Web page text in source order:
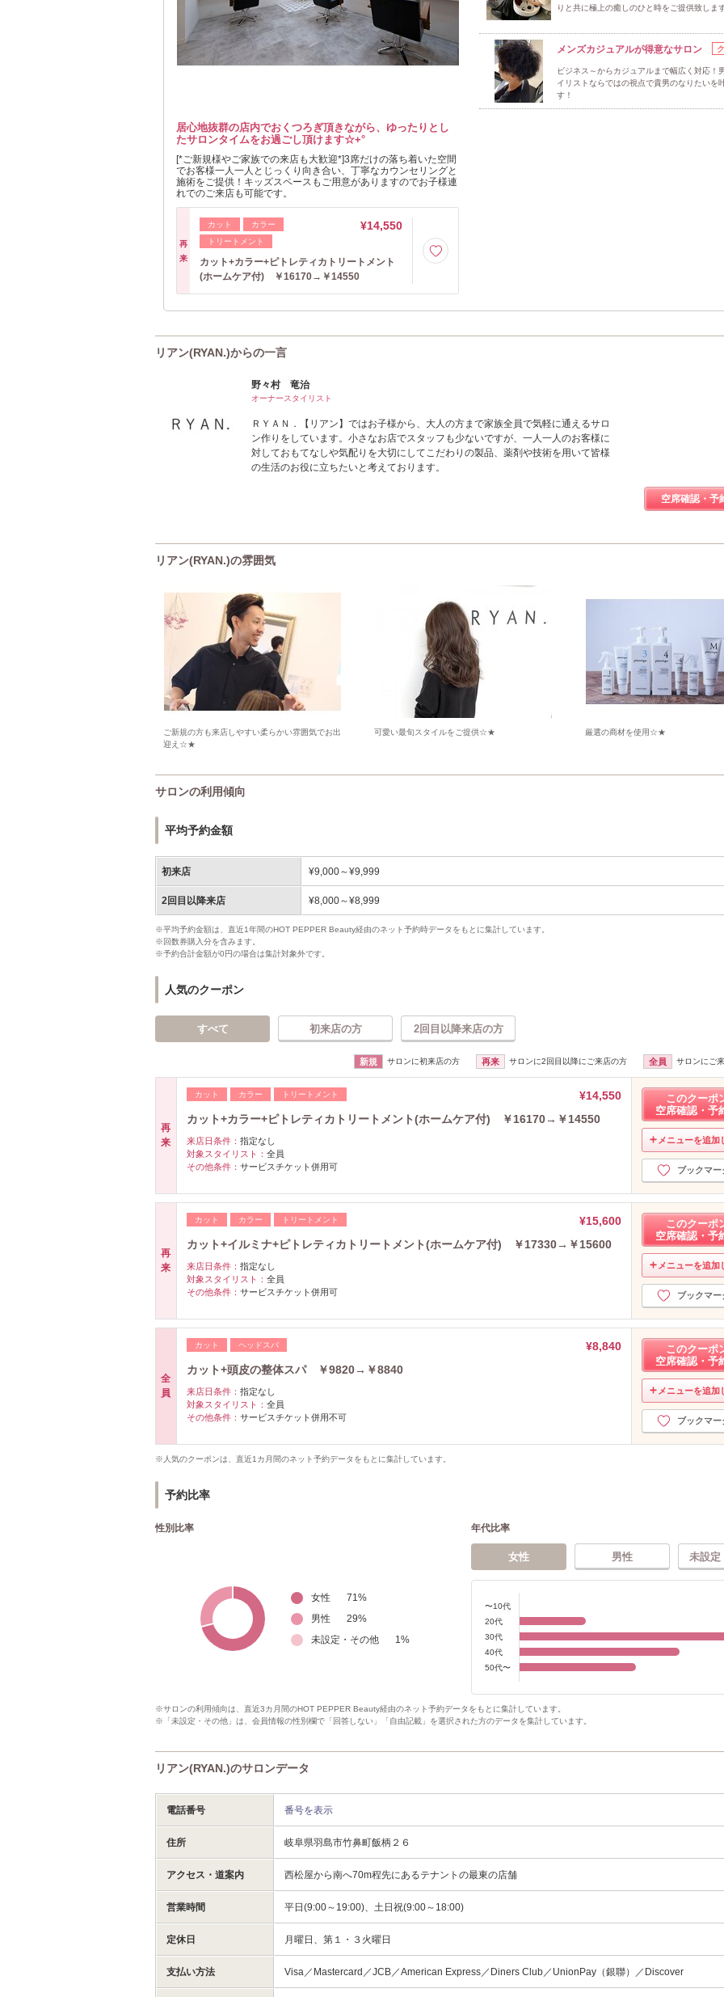
居心地抜群の店内でおくつろぎ頂きながら、ゆったりとし
たサロンタイムをお過ごし頂けます☆+°
[*ご新規様やご家族での来店も大歓迎*]3席だけの落ち着いた空間
でお客様一人一人とじっくり向き合い、丁寧なカウンセリングと
施術をご提供！キッズスペースもご用意がありますのでお子様連
れでのご来店も可能です。
再
来
カット
カラー
トリートメント
¥14,550
カット+カラー+ピトレティカトリートメント
(ホームケア付) ￥16170→￥14550
りと共に極上の癒しのひと時をご提供致し
メンズカジュアルが得意なサロン
ビジネス～からカジュアルまで幅広く対応！
イリストならではの視点で貴男のなりたいを
す！
リアン(RYAN.)からの一言
野々村 竜治
オーナースタイリスト
ＲＹＡＮ．【リアン】ではお子様から、大人の方まで家族全員で気軽に通えるサロ
ン作りをしています。小さなお店でスタッフも少ないですが、一人一人のお客様に
対しておもてなしや気配りを大切にしてこだわりの製品、薬剤や技術を用いて皆様
の生活のお役に立ちたいと考えております。
空席確認・予
リアン(RYAN.)の雰囲気
ご新規の方も来店しやすい柔らかい雰囲気でお出
迎え☆★
可愛い最旬スタイルをご提供☆★ 厳選の商材を使用☆★
サロンの利用傾向
平均予約金額
初来店 ¥9,000～¥9,999
2回目以降来店 ¥8,000～¥8,999
※平均予約金額は、直近1年間のHOT PEPPER Beauty経由のネット予約時データをもとに集計しています。
※回数券購入分を含みます。
※予約合計金額が0円の場合は集計対象外です。
人気のクーポン
すべて 初来店の方 2回目以降来店の方
新規 サロンに初来店の方 再来 サロンに2回目以降にご来店の方 全員 サロンにご
再
来
カット カラー トリートメント
¥14,550
カット+カラー+ピトレティカトリートメント(ホームケア付) ￥16170→￥14550
来店日条件： 指定なし
対象スタイリスト： 全員
その他条件： サービスチケット併用可
このクーポ
空席確認・予
メニューを追加
ブックマー
再
来
カット カラー トリートメント
¥15,600
カット+イルミナ+ピトレティカトリートメント(ホームケア付) ￥17330→￥15600
来店日条件： 指定なし
対象スタイリスト： 全員
その他条件： サービスチケット併用可
このクーポ
空席確認・予
メニューを追加
ブックマー
全
員
カット ヘッドスパ
¥8,840
カット+頭皮の整体スパ ￥9820→￥8840
来店日条件： 指定なし
対象スタイリスト： 全員
その他条件： サービスチケット併用不可
このクーポ
空席確認・予
メニューを追加
ブックマー
※人気のクーポンは、直近1カ月間のネット予約データをもとに集計しています。
予約比率
性別比率
女性 71%
男性
29%
未設定・その他
1%
年代比率
女性 男性 未設定
〜10代
20代
30代
40代
50代〜
※サロンの利用傾向は、直近3カ月間のHOT PEPPER Beauty経由のネット予約データをもとに集計しています。
※「未設定・その他」は、会員情報の性別欄で「回答しない」「自由記載」を選択された方のデータを集計しています。
リアン(RYAN.)のサロンデータ
電話番号 番号を表示
住所 岐阜県羽島市竹鼻町飯柄２６
アクセス・道案内 西松屋から南へ70m程先にあるテナントの最東の店舗
営業時間 平日(9:00～19:00)、土日祝(9:00～18:00)
定休日 月曜日、第１・３火曜日
支払い方法 Visa／Mastercard／JCB／American Express／Diners Club／UnionPay（銀聯）／Discover